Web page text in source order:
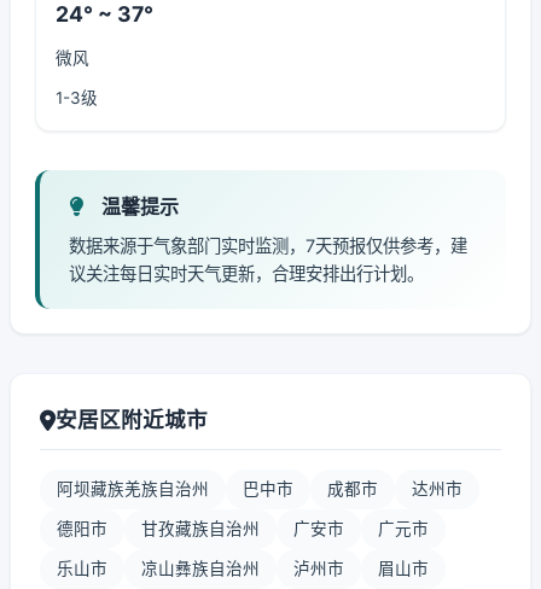
24° ~ 37°
微风
1-3级
温馨提示
数据来源于气象部门实时监测，7天预报仅供参考，建
议关注每日实时天气更新，合理安排出行计划。
安居区附近城市
阿坝藏族羌族自治州 巴中市 成都市 达州市
德阳市 甘孜藏族自治州 广安市 广元市
乐山市 凉山彝族自治州 泸州市 眉山市